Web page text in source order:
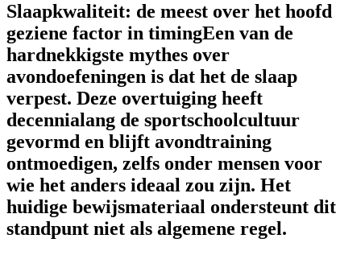
Slaapkwaliteit: de meest over het hoofd
geziene factor in timingEen van de
hardnekkigste mythes over
avondoefeningen is dat het de slaap
verpest. Deze overtuiging heeft
decennialang de sportschoolcultuur
gevormd en blijft avondtraining
ontmoedigen, zelfs onder mensen voor
wie het anders ideaal zou zijn. Het
huidige bewijsmateriaal ondersteunt dit
standpunt niet als algemene regel.